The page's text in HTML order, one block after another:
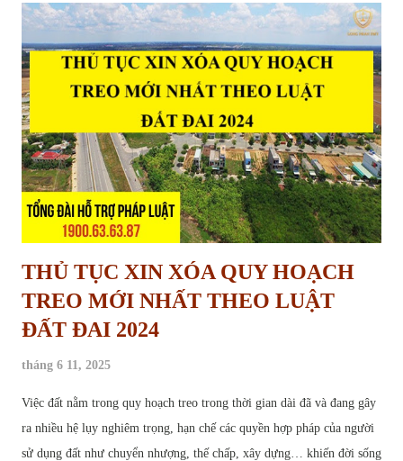
THỦ TỤC XIN XÓA QUY HOẠCH
TREO MỚI NHẤT THEO LUẬT
ĐẤT ĐAI 2024
tháng 6 11, 2025
Việc đất nằm trong quy hoạch treo trong thời gian dài đã và đang gây
ra nhiều hệ lụy nghiêm trọng, hạn chế các quyền hợp pháp của người
sử dụng đất như chuyển nhượng, thế chấp, xây dựng… khiến đời sống